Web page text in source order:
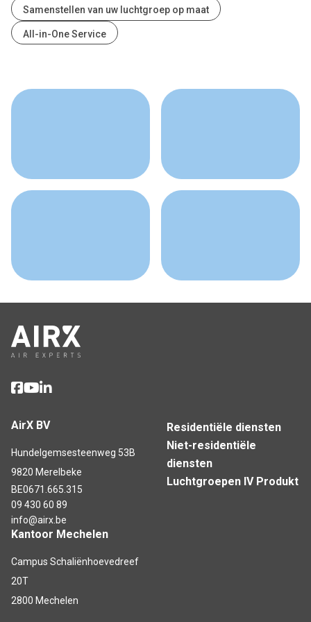
Samenstellen van uw luchtgroep op maat
All-in-One Service
AirX BV
Hundelgemsesteenweg 53B
9820 Merelbeke
BE0671.665.315
09 430 60 89
info@airx.be
Kantoor Mechelen
Campus Schaliënhoevedreef
20T
2800 Mechelen
Residentiële diensten
Niet-residentiële
diensten
Luchtgroepen IV Produkt